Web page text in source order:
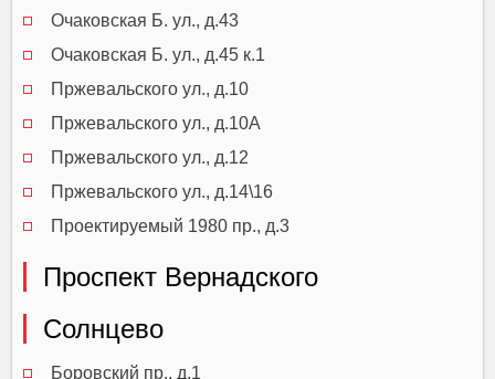
Очаковская Б. ул., д.43
Очаковская Б. ул., д.45 к.1
Пржевальского ул., д.10
Пржевальского ул., д.10А
Пржевальского ул., д.12
Пржевальского ул., д.14\16
Проектируемый 1980 пр., д.3
Проспект Вернадского
Солнцево
Боровский пр., д.1